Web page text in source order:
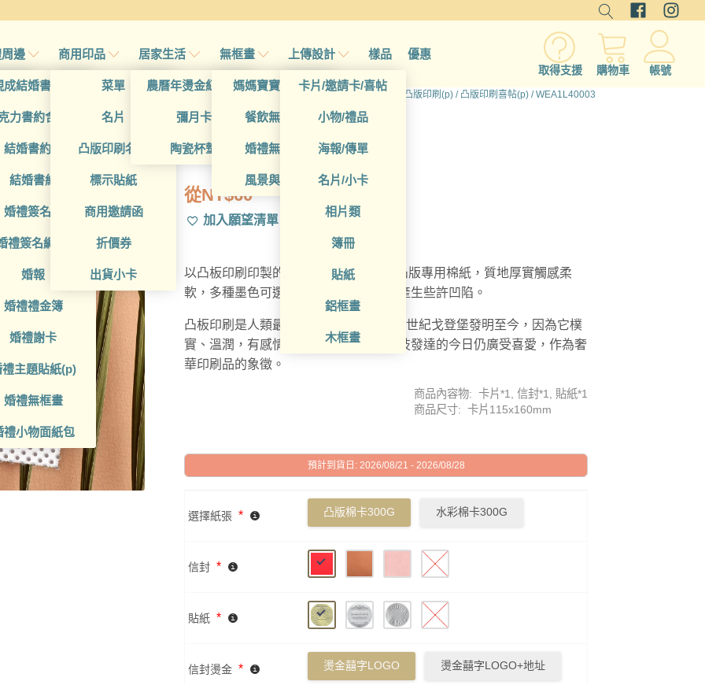
邊
成結婚書約夾
力書約含木座
結婚書約組
結婚書約
婚禮簽名簿
禮簽名綢(p)
婚報
婚禮禮金簿
婚禮謝卡
禮主題貼紙(p)
婚禮無框畫
禮小物面紙包
商用印品
菜單
名片
凸版印刷名片
標示貼紙
商用邀請函
折價券
出貨小卡
居家生活
農曆年燙金紅包袋
彌月卡
陶瓷杯墊
無框畫
媽媽寶寶無框畫
餐飲無框畫
婚禮無框畫
風景與藝術
上傳設計
卡片/邀請卡/喜帖
小物/禮品
海報/傳單
名片/小卡
相片類
簿冊
貼紙
鋁框畫
木框畫
樣品 優惠
取得支援 購物車 帳號
首頁 / 所有產品 凸版印刷(p) / 凸版印刷喜帖(p) / WEA1L40003
WEA1L40003
從NT$60
加入願望清單
以凸板印刷印製的喜帖，採用300gsm 凸版專用棉紙，質地厚實觸感柔
軟，多種墨色可選。印刷處因壓力可能產生些許凹陷。
凸板印刷是人類最早的印刷技術，從 15 世紀戈登堡發明至今，因為它樸
實、溫潤，有感情的印刷呈現，即使科技發達的今日仍廣受喜愛，作為奢
華印刷品的象徵。
商品內容物: 卡片*1, 信封*1, 貼紙*1
商品尺寸: 卡片115x160mm
預計到貨日: 2026/08/21 - 2026/08/28
選擇紙張 * 凸版棉卡300G 水彩棉卡300G
信封 *
貼紙 *
信封燙金 * 燙金囍字LOGO 燙金囍字LOGO+地址